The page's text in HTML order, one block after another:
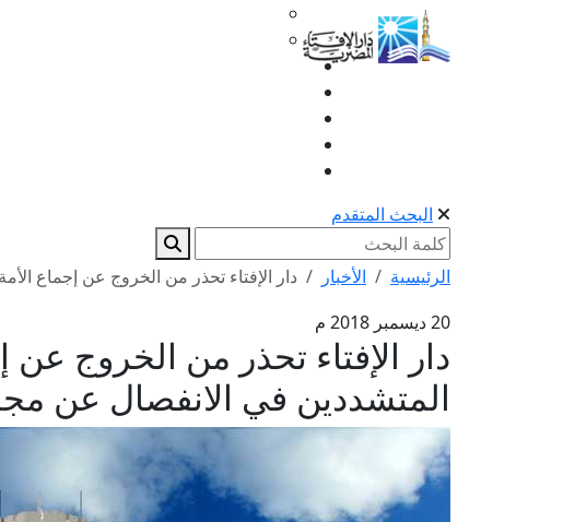
البحث المتقدم
الرئيسية الأخبار
دار الإفتاء تحذر من الخروج عن إجماع
20 ديسمبر 2018 م
دار الإفتاء تحذر من الخروج عن
المتشددين في الانفصال عن